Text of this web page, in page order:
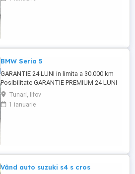
Aprobare garantata credit pentru
BMW Seria 5
GARANTIE 24 LUNI in limita a 30.000 km
Posibilitate GARANTIE PREMIUM 24 LUNI
in limita a 50.000 km Posibilitate finantare
cu avans 0% pe o perioada de maxim 6 ani
Aprobare garantata credit pentru
Tunari, Ilfov
1 ianuarie
Vând auto suzuki s4 s cros